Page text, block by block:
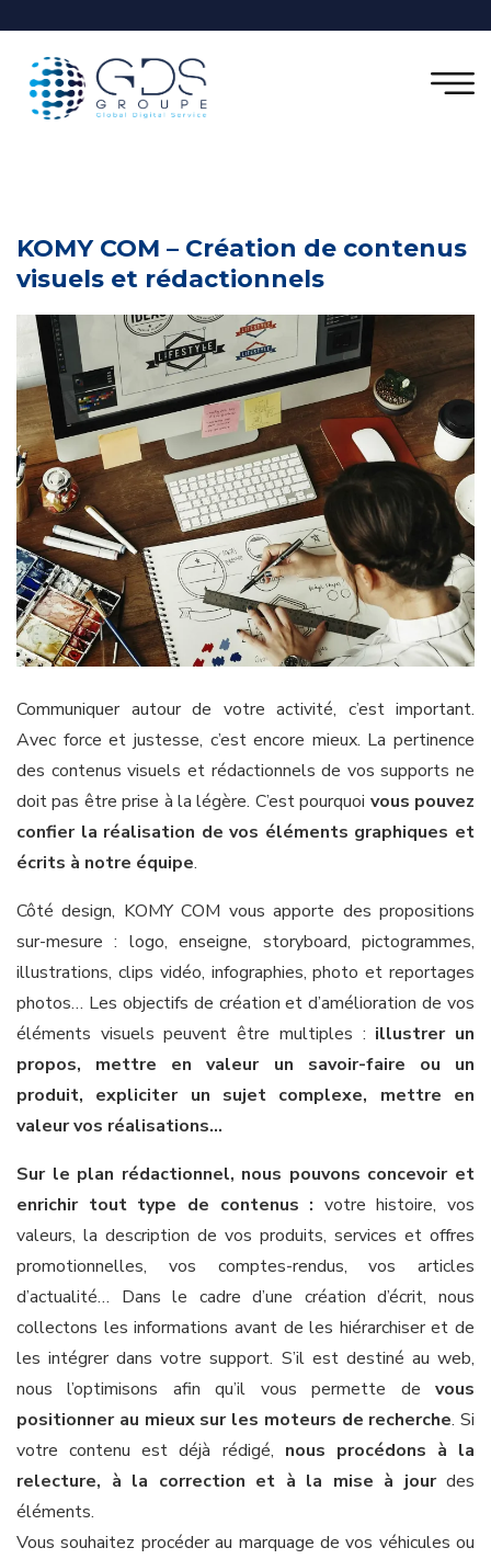
KOMY COM – Création de contenus
visuels et rédactionnels
Communiquer autour de votre activité, c’est important.
Avec force et justesse, c’est encore mieux. La pertinence
des contenus visuels et rédactionnels de vos supports ne
doit pas être prise à la légère. C’est pourquoi vous pouvez
confier la réalisation de vos éléments graphiques et
écrits à notre équipe.
Côté design, KOMY COM vous apporte des propositions
sur-mesure : logo, enseigne, storyboard, pictogrammes,
illustrations, clips vidéo, infographies, photo et reportages
photos… Les objectifs de création et d’amélioration de vos
éléments visuels peuvent être multiples : illustrer un
propos, mettre en valeur un savoir-faire ou un
produit, expliciter un sujet complexe, mettre en
valeur vos réalisations…
Sur le plan rédactionnel, nous pouvons concevoir et
enrichir tout type de contenus : votre histoire, vos
valeurs, la description de vos produits, services et offres
promotionnelles, vos comptes-rendus, vos articles
d’actualité… Dans le cadre d’une création d’écrit, nous
collectons les informations avant de les hiérarchiser et de
les intégrer dans votre support. S’il est destiné au web,
nous l’optimisons afin qu’il vous permette de vous
positionner au mieux sur les moteurs de recherche. Si
votre contenu est déjà rédigé, nous procédons à la
relecture, à la correction et à la mise à jourdes
éléments.
Vous souhaitez procéder au marquage de vos véhicules ou